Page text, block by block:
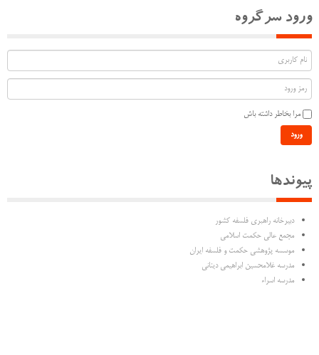
ورود سرگروه
مرا بخاطر داشته باش
ورود
پیوندها
دبیرخانه راهبری فلسفه کشور
مجمع عالی حکمت اسلامی
موسسه پژوهشی حکمت و فلسفه ایران
مدرسه غلامحسین ابراهیمی دینانی
مدرسه اسراء